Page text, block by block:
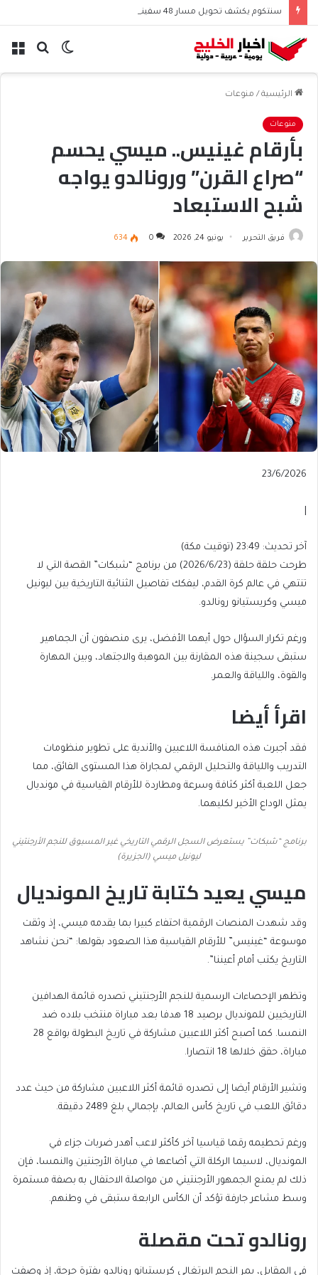
سنتكوم يكشف تحويل مسار 48 سفينة منذ استئناف حصار إيران
بحث الوضع
الرئيسية / منوعات
منوعات
بأرقام غينيس.. ميسي يحسم
“صراع القرن” ورونالدو يواجه
شبح الاستبعاد
فريق التحرير يونيو 24, 2026 0
634
Published
23/6/2026
آخر
تحديث:
23:49
(توقيت
آخر تحديث: 23:49 (توقيت مكة)
طرحت حلقة حلقة (2026/6/23) من برنامج “شبكات” القصة التي لا
تنتهي في عالم كرة القدم، ليفكك تفاصيل الثنائية التاريخية بين ليونيل
ميسي وكريستيانو رونالدو.
ورغم تكرار السؤال حول أيهما الأفضل، يرى منصفون أن الجماهير
ستبقى سجينة هذه المقارنة بين الموهبة والاجتهاد، وبين المهارة
والقوة، واللياقة والعمر.
اقرأ أيضا
list
of
2
items
end
of
list
فقد أجبرت هذه المنافسة اللاعبين والأندية على تطوير منظومات
التدريب واللياقة والتحليل الرقمي لمجاراة هذا المستوى الفائق، مما
جعل اللعبة أكثر كثافة وسرعة ومطاردة للأرقام القياسية في مونديال
يمثل الوداع الأخير لكليهما.
برنامج “شبكات” يستعرض السجل الرقمي التاريخي غير المسبوق للنجم الأرجنتيني
ليونيل ميسي (الجزيرة)
ميسي يعيد كتابة تاريخ المونديال
وقد شهدت المنصات الرقمية احتفاء كبيرا بما يقدمه ميسي، إذ وثقت
موسوعة “غينيس” للأرقام القياسية هذا الصعود بقولها: “نحن نشاهد
التاريخ يكتب أمام أعيننا”.
وتظهر الإحصاءات الرسمية للنجم الأرجنتيني تصدره قائمة الهدافين
التاريخيين للمونديال برصيد 18 هدفا بعد مباراة منتخب بلاده ضد
النمسا. كما أصبح أكثر اللاعبين مشاركة في تاريخ البطولة بواقع 28
مباراة، حقق خلالها 18 انتصارا.
وتشير الأرقام أيضا إلى تصدره قائمة أكثر اللاعبين مشاركة من حيث عدد
دقائق اللعب في تاريخ كأس العالم، بإجمالي بلغ 2489 دقيقة.
ورغم تحطيمه رقما قياسيا آخر كأكثر لاعب أهدر ضربات جزاء في
المونديال، لاسيما الركلة التي أضاعها في مباراة الأرجنتين والنمسا، فإن
ذلك لم يمنع الجمهور الأرجنتيني من مواصلة الاحتفال به بصفة مستمرة
وسط مشاعر جارفة تؤكد أن الكأس الرابعة ستبقى في وطنهم.
رونالدو تحت مقصلة
في المقابل، يمر النجم البرتغالي كريستيانو رونالدو بفترة حرجة، إذ وصفت